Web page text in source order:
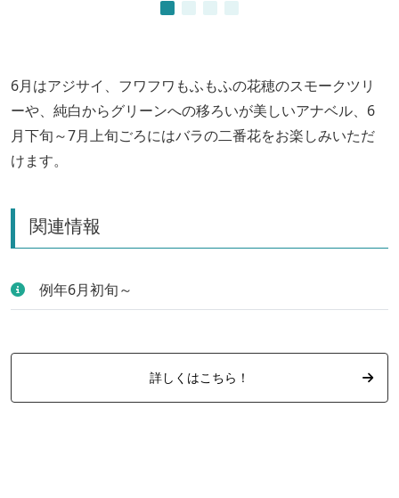
6月はアジサイ、フワフワもふもふの花穂のスモークツリ
ーや、純白からグリーンへの移ろいが美しいアナベル、6
月下旬～7月上旬ごろにはバラの二番花をお楽しみいただ
けます。
関連情報
例年6月初旬～
詳しくはこちら！